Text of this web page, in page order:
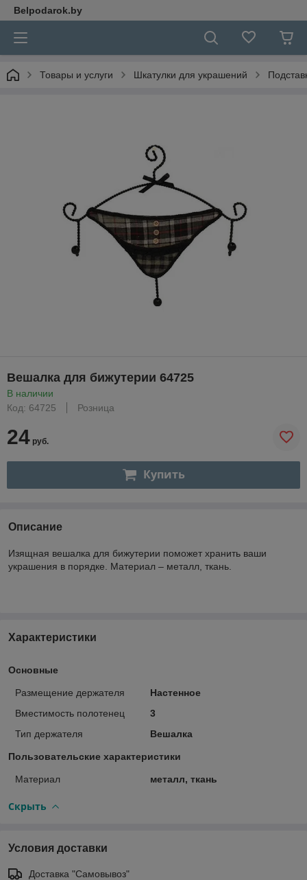
Belpodarok.by
Товары и услуги Шкатулки для украшений
Вешалка для бижутерии 64725
В наличии
Код: 64725
Розница
24 руб.
Купить
Описание
Изящная вешалка для бижутерии поможет хранить ваши
украшения в порядке. Материал – металл, ткань.
Характеристики
Основные
Размещение держателя
Настенное
Вместимость полотенец
3
Тип держателя
Вешалка
Пользовательские характеристики
Материал металл, ткань
Скрыть
Условия доставки
Доставка "Самовывоз"